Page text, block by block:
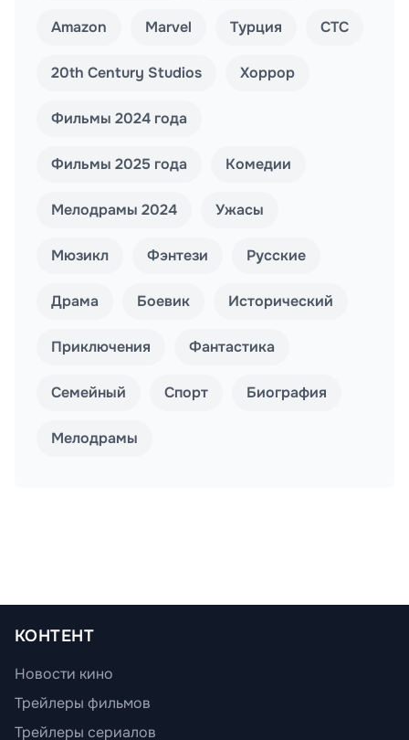
Amazon Marvel Турция СТС
20th Century Studios Хоррор
Фильмы 2024 года
Фильмы 2025 года Комедии
Мелодрамы 2024 Ужасы
Мюзикл Фэнтези Русские
Драма Боевик Исторический
Приключения Фантастика
Семейный Спорт Биография
Мелодрамы
КОНТЕНТ
Новости кино
Трейлеры фильмов
Трейлеры сериалов